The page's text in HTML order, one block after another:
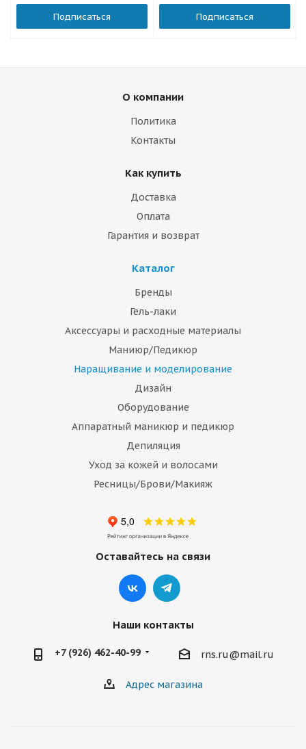
Подписаться Подписаться
О компании
Политика
Контакты
Как купить
Доставка
Оплата
Гарантия и возврат
Каталог
Бренды
Гель-лаки
Аксессуары и расходные материалы
Маниюр/Педикюр
Наращивание и моделирование
Дизайн
Оборудование
Аппаратный маникюр и педикюр
Депиляция
Уход за кожей и волосами
Ресницы/Брови/Макияж
Оставайтесь на связи
Наши контакты
+7 (926) 462-40-99 rns.ru@mail.ru
Адрес магазина